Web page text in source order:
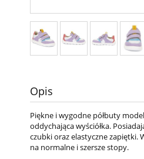
Opis
Piękne i wygodne półbuty
oddychająca wyściółka.
czubki oraz elastyczne zapiętki.
na normalne i szersze stopy.